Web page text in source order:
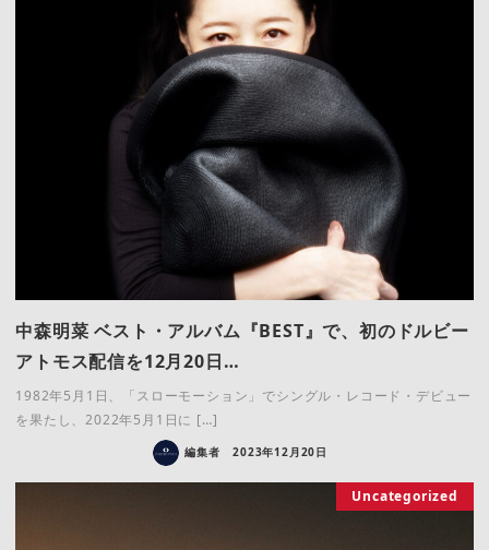
中森明菜 ベスト・アルバム『BEST』で、初のドルビー
アトモス配信を12月20日…
1982年5月1日、「スローモーション」でシングル・レコード・デビュー
を果たし、2022年5月1日に […]
編集者 2023年12月20日
Uncategorized